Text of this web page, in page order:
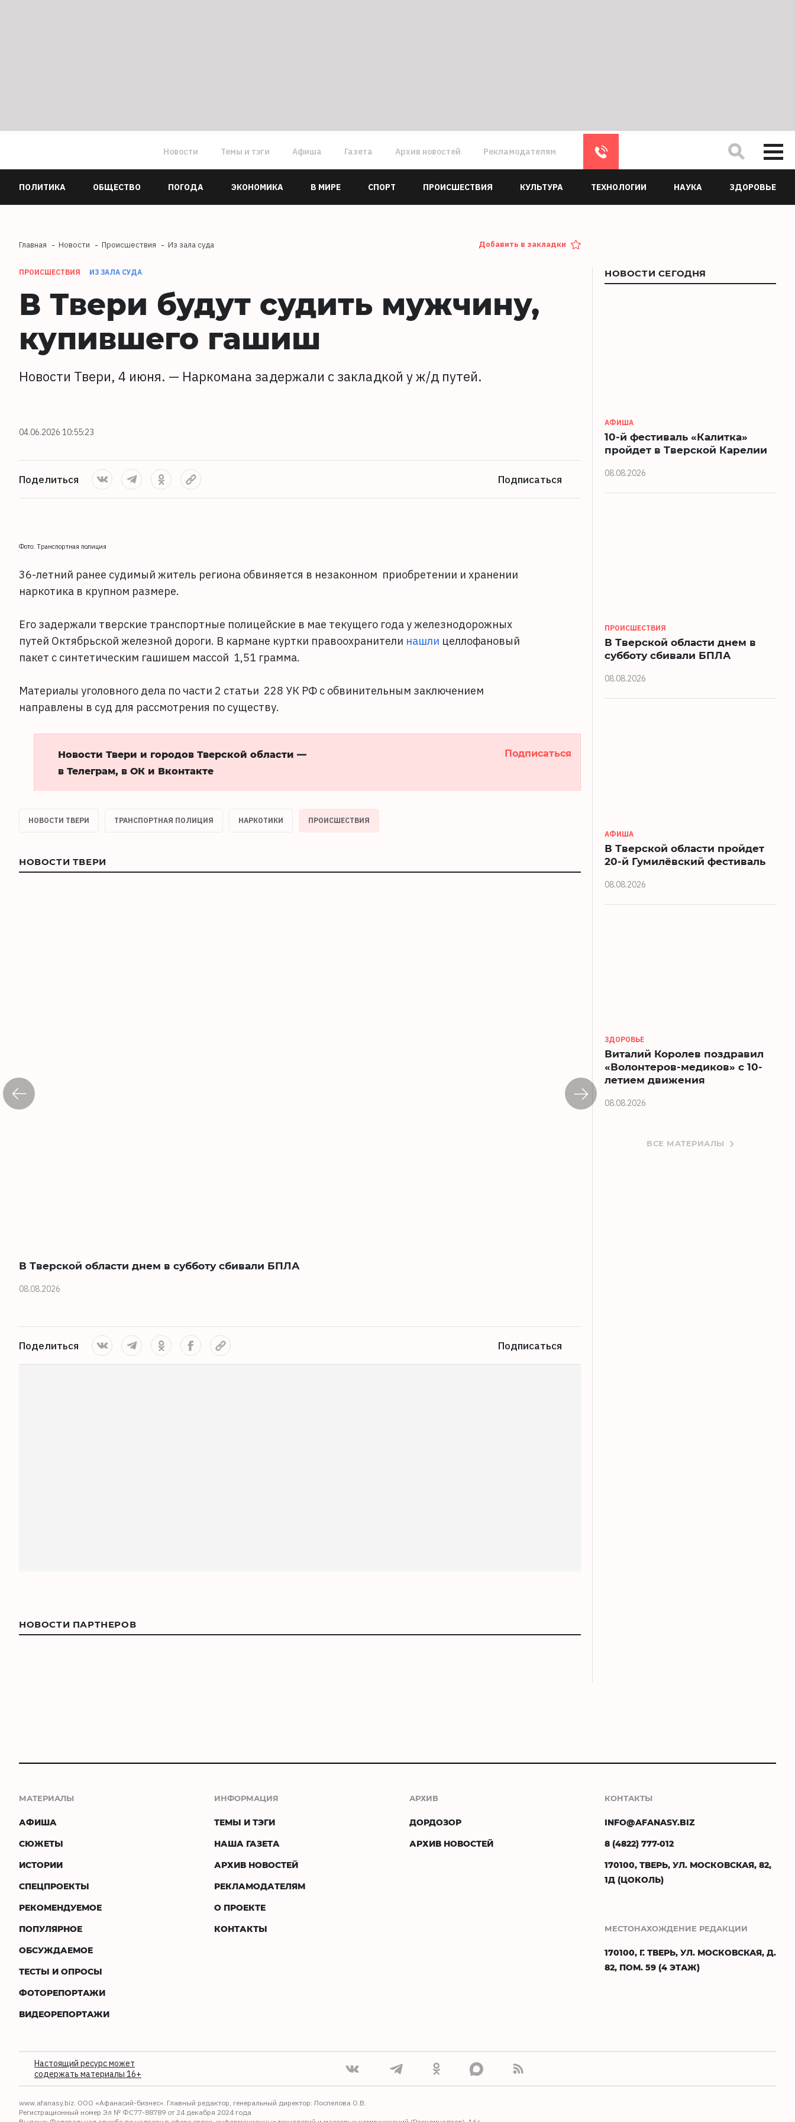
Новости Темы и тэги Афиша Газета Архив новостей Рекламодателям
ПОЛИТИКА ОБЩЕСТВО ПОГОДА ЭКОНОМИКА В МИРЕ СПОРТ ПРОИСШЕСТВИЯ КУЛЬТУРА ТЕХНОЛОГИИ НАУКА ЗДОРОВЬЕ
Главная Новости Происшествия Из зала суда Добавить в закладки
ПРОИСШЕСТВИЯ ИЗ ЗАЛА СУДА
В Твери будут судить мужчину,
купившего гашиш
Новости Твери, 4 июня. — Наркомана задержали с закладкой у ж/д путей.
04.06.2026 10:55:23
Поделиться Подписаться
Фото: Транспортная полиция
36-летний ранее судимый житель региона обвиняется в незаконном приобретении и хранении
наркотика в крупном размере.
Его задержали тверские транспортные полицейские в мае текущего года у железнодорожных
путей Октябрьской железной дороги. В кармане куртки правоохранители нашли целлофановый
пакет с синтетическим гашишем массой 1,51 грамма.
Материалы уголовного дела по части 2 статьи 228 УК РФ с обвинительным заключением
направлены в суд для рассмотрения по существу.
Новости Твери и городов Тверской области —
в Телеграм, в ОК и Вконтакте
Подписаться
НОВОСТИ ТВЕРИ ТРАНСПОРТНАЯ ПОЛИЦИЯ НАРКОТИКИ ПРОИСШЕСТВИЯ
НОВОСТИ ТВЕРИ
В Тверской области днем в субботу сбивали БПЛА
08.08.2026
Поделиться Подписаться
НОВОСТИ ПАРТНЕРОВ
НОВОСТИ СЕГОДНЯ
АФИША
10-й фестиваль «Калитка»
пройдет в Тверской Карелии
08.08.2026
ПРОИСШЕСТВИЯ
В Тверской области днем в
субботу сбивали БПЛА
08.08.2026
АФИША
В Тверской области пройдет
20-й Гумилёвский фестиваль
08.08.2026
ЗДОРОВЬЕ
Виталий Королев поздравил
«Волонтеров-медиков» с 10-
летием движения
08.08.2026
ВСЕ МАТЕРИАЛЫ
МАТЕРИАЛЫ
АФИША
СЮЖЕТЫ
ИСТОРИИ
СПЕЦПРОЕКТЫ
РЕКОМЕНДУЕМОЕ
ПОПУЛЯРНОЕ
ОБСУЖДАЕМОЕ
ТЕСТЫ И ОПРОСЫ
ФОТОРЕПОРТАЖИ
ВИДЕОРЕПОРТАЖИ
ИНФОРМАЦИЯ
ТЕМЫ И ТЭГИ
НАША ГАЗЕТА
АРХИВ НОВОСТЕЙ
РЕКЛАМОДАТЕЛЯМ
О ПРОЕКТЕ
КОНТАКТЫ
АРХИВ
ДОРДОЗОР
АРХИВ НОВОСТЕЙ
КОНТАКТЫ
INFO@AFANASY.BIZ
8 (4822) 777-012
170100, ТВЕРЬ, УЛ. МОСКОВСКАЯ, 82,
1Д (ЦОКОЛЬ)
МЕСТОНАХОЖДЕНИЕ РЕДАКЦИИ
170100, Г. ТВЕРЬ, УЛ. МОСКОВСКАЯ, Д.
82, ПОМ. 59 (4 ЭТАЖ)
Настоящий ресурс может
содержать материалы 16+
www.afanasy.biz. ООО «Афанасий-бизнес». Главный редактор, генеральный директор: Поспелова О.В.
Регистрационный номер Эл № ФС77-88789 от 24 декабря 2024 года